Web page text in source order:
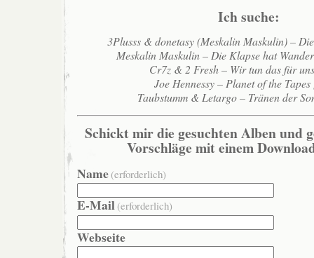
Ich suche:
3Plusss & donetasy (Meskalin Maskulin) –
Meskalin Maskulin – Die Klapse hat
Cr7z & 2 Fresh – Wir tun das für
Joe Hennessy – Planet of the
Taubstumm & Letargo – Tränen der
Schickt mir die gesuchten Alben und
Vorschläge mit einem
Name (erforderlich)
E-Mail (erforderlich)
Webseite